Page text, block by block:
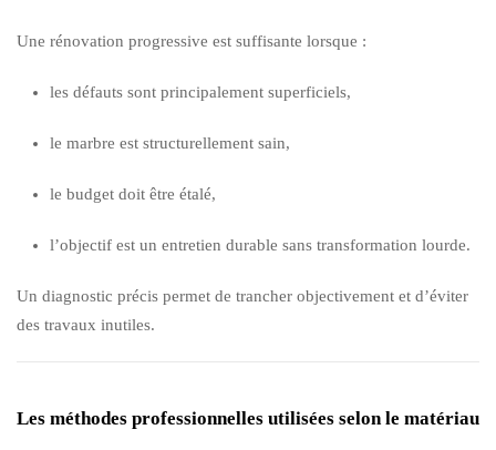
Une rénovation progressive est suffisante lorsque :
les défauts sont principalement superficiels,
le marbre est structurellement sain,
le budget doit être étalé,
l’objectif est un entretien durable sans transformation lourde.
Un diagnostic précis permet de trancher objectivement et d’éviter
des travaux inutiles.
Les méthodes professionnelles utilisées selon le matériau